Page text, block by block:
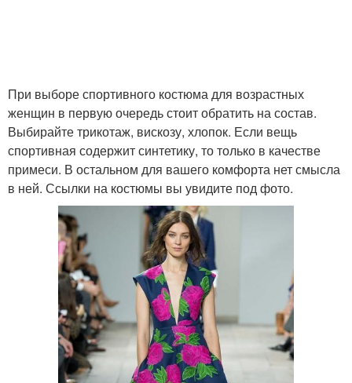
При выборе спортивного костюма для возрастных
женщин в первую очередь стоит обратить на состав.
Выбирайте трикотаж, вискозу, хлопок. Если вещь
спортивная содержит синтетику, то только в качестве
примеси. В остальном для вашего комфорта нет смысла
в ней. Ссылки на костюмы вы увидите под фото.